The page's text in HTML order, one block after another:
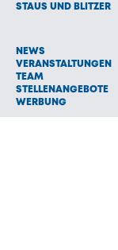
STAUS UND BLITZER
NEWS
VERANSTALTUNGEN
TEAM
STELLENANGEBOTE
WERBUNG